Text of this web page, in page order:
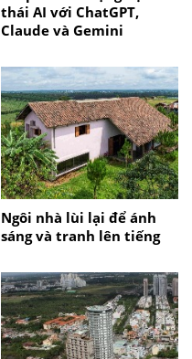
thái AI với ChatGPT,
Claude và Gemini
Ngôi nhà lùi lại để ánh
sáng và tranh lên tiếng